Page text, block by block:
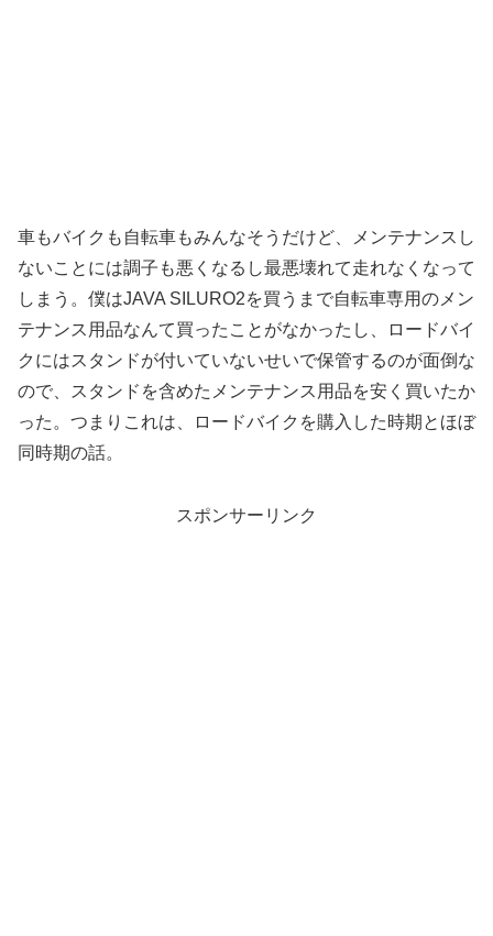
車もバイクも自転車もみんなそうだけど、メンテナンスし
ないことには調子も悪くなるし最悪壊れて走れなくなって
しまう。僕はJAVA SILURO2を買うまで自転車専用のメン
テナンス用品なんて買ったことがなかったし、ロードバイ
クにはスタンドが付いていないせいで保管するのが面倒な
ので、スタンドを含めたメンテナンス用品を安く買いたか
った。つまりこれは、ロードバイクを購入した時期とほぼ
同時期の話。
スポンサーリンク